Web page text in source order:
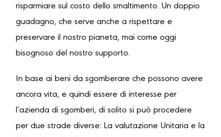
risparmiare sul costo dello smaltimento. Un doppio
guadagno, che serve anche a rispettare e
preservare il nostro pianeta, mai come oggi
bisognoso del nostro supporto.
In base ai beni da sgomberare che possono avere
ancora vita, e quindi essere di interesse per
l’azienda di sgomberi, di solito si può procedere
per due strade diverse: La valutazione Unitaria e la